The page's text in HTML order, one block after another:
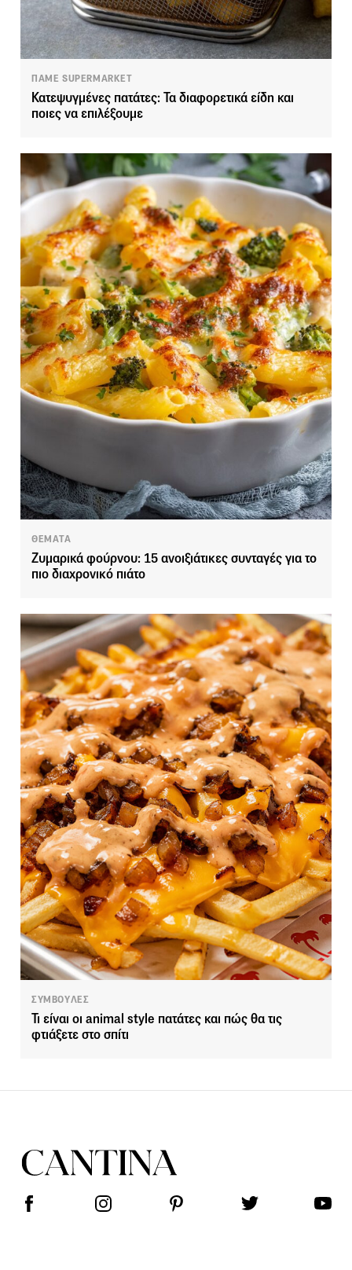
ΠΑΜΕ SUPERMARKET
Κατεψυγμένες πατάτες: Τα διαφορετικά είδη και
ποιες να επιλέξουμε
ΘΕΜΑΤΑ
Ζυμαρικά φούρνου: 15 ανοιξιάτικες συνταγές για το
πιο διαχρονικό πιάτο
ΣΥΜΒΟΥΛΕΣ
Τι είναι οι animal style πατάτες και πώς θα τις
φτιάξετε στο σπίτι